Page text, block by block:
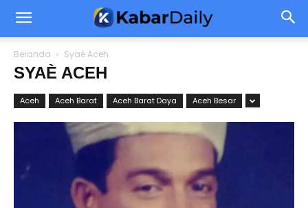
Beranda Syaè Aceh
SYAÈ ACEH
Aceh Aceh Barat Aceh Barat Daya Aceh Besar